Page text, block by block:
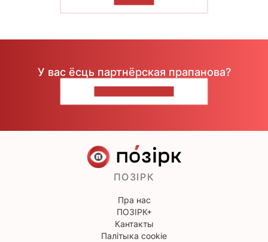
У вас ёсць партнёрская прапанова?
ПОЗІРК
Пра нас
ПОЗІРК+
Кантакты
Палітыка cookie